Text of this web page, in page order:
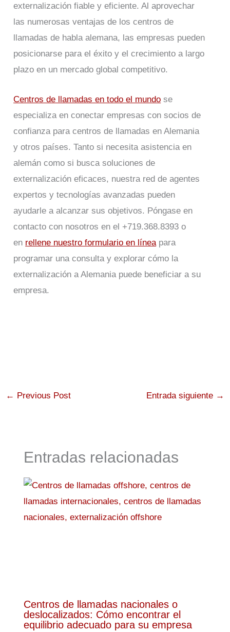
externalización fiable y eficiente. Al aprovechar
las numerosas ventajas de los centros de
llamadas de habla alemana, las empresas pueden
posicionarse para el éxito y el crecimiento a largo
plazo en un mercado global competitivo.
Centros de llamadas en todo el mundo se
especializa en conectar empresas con socios de
confianza para centros de llamadas en Alemania
y otros países. Tanto si necesita asistencia en
alemán como si busca soluciones de
externalización eficaces, nuestra red de agentes
expertos y tecnologías avanzadas pueden
ayudarle a alcanzar sus objetivos. Póngase en
contacto con nosotros en el +719.368.8393 o
en rellene nuestro formulario en líneapara
programar una consulta y explorar cómo la
externalización a Alemania puede beneficiar a su
empresa.
← Previous Post Entrada siguiente →
Entradas relacionadas
Centros de llamadas nacionales o
deslocalizados: Cómo encontrar el
equilibrio adecuado para su empresa